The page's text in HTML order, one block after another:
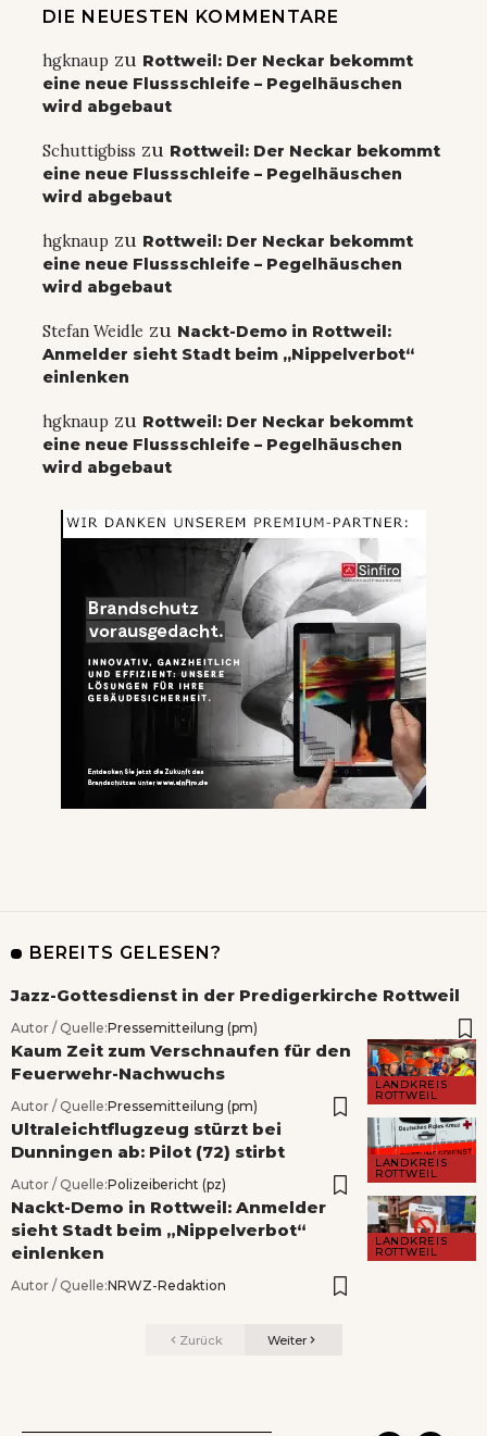
DIE NEUESTEN KOMMENTARE
hgknaup zu Rottweil: Der Neckar bekommt
eine neue Flussschleife – Pegelhäuschen
wird abgebaut
Schuttigbiss zu Rottweil: Der Neckar bekommt
eine neue Flussschleife – Pegelhäuschen
wird abgebaut
hgknaup zu Rottweil: Der Neckar bekommt
eine neue Flussschleife – Pegelhäuschen
wird abgebaut
Stefan Weidle zu Nackt-Demo in Rottweil:
Anmelder sieht Stadt beim „Nippelverbot“
einlenken
hgknaup zu Rottweil: Der Neckar bekommt
eine neue Flussschleife – Pegelhäuschen
wird abgebaut
BEREITS GELESEN?
Jazz-Gottesdienst in der Predigerkirche Rottweil
Autor / Quelle:Pressemitteilung (pm)
LANDKREIS
ROTTWEIL
Kaum Zeit zum Verschnaufen für den
Feuerwehr-Nachwuchs
Autor / Quelle:Pressemitteilung (pm)
LANDKREIS
ROTTWEIL
Ultraleichtflugzeug stürzt bei
Dunningen ab: Pilot (72) stirbt
Autor / Quelle:Polizeibericht (pz)
LANDKREIS
ROTTWEIL
Nackt-Demo in Rottweil: Anmelder
sieht Stadt beim „Nippelverbot“
einlenken
Autor / Quelle:NRWZ-Redaktion
Zurück Weiter